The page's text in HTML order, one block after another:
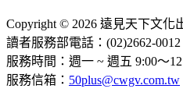
Copyright © 2026 遠見天下文化
讀者服務部電話：(02)2662-0012
服務時間：週一 ~ 週五 9:00～
服務信箱： 50plus@cwgv.com.tw